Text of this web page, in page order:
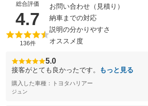
総合評価
4.7 （5点満点中）
136件
お問い合わせ（見積り）
納車までの対応
説明の分かりやすさ
オススメ度
5.0
接客がとても良かったです。 もっと見る
購入した車種：トヨタハリアー
ジュン